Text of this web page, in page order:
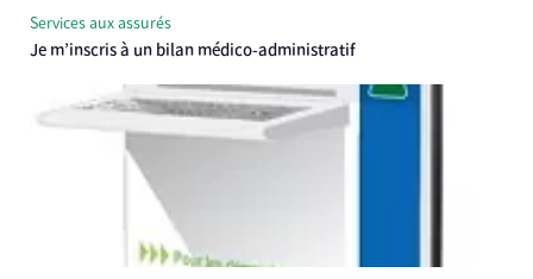
Services aux assurés
Je m’inscris à un bilan médico-administratif